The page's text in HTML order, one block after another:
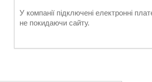
У компанії підключені електронні
не покидаючи сайту.